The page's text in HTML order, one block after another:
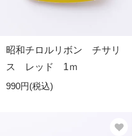
昭和チロルリボン チサリ
ス レッド 1ｍ
990円(税込)